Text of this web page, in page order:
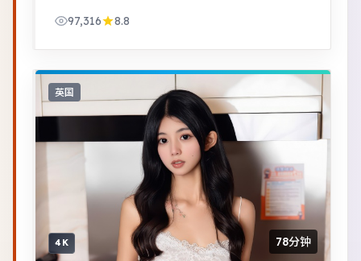
线。97,316 8.8
英国
4K 78分钟